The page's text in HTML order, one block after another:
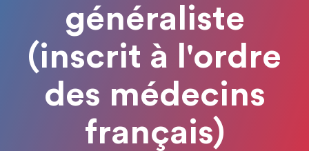
généraliste
(inscrit à l'ordre
des médecins
français)